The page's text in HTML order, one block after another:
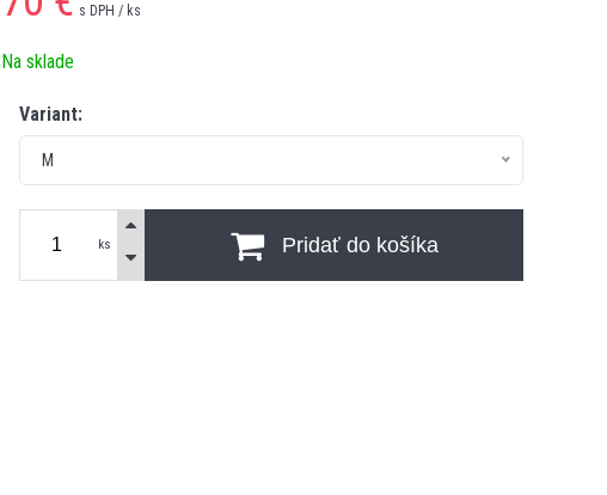
s DPH / ks
Na sklade
Variant:
M
ks Pridať do košíka